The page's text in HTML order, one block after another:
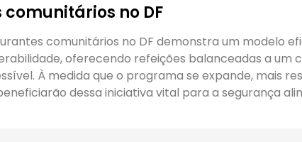
no DF
comunitários no DF demonstra um modelo
oferecendo refeições balanceadas a um
À medida que o programa se expande, mais
dessa iniciativa vital para a segurança